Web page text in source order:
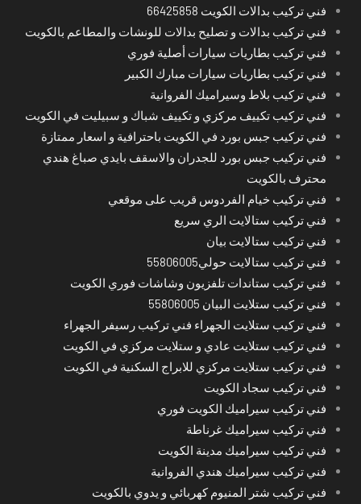
فني تركيب بدالات الكويت 66425858
فني تركيب بدالات و تصليح بدالات للونشات والمطاعم بالكويت
فني تركيب بطاريات سيارات أصلية فوري
فني تركيب بطاريات سيارات مبارك الكبير
فني تركيب بلاط وسيراميك الفروانية
فني تركيب تكييف مركزي و تكييف شباك و سبيليت في الكويت
فني تركيب جبس بورد في الكويت باحترافية و اسعار ممتازة
فني تركيب جبس بورد للجدران والاسقف بايدي صباغ هندي
محترف بالكويت
فني تركيب خيام الفردوس قريب على موقعي
فني تركيب ستالايت الري سريع
فني تركيب ستالايت بيان
فني تركيب ستالايت حولي55806005
فني تركيب ستاندات تلفزيون وشاشات فوري الكويت
فني تركيب ستلايت البيان 55806005
فني تركيب ستلايت الجهراء فني تركيب رسيفر الجهراء
فني تركيب ستلايت عادي و ستلايت مركزي في الكويت
فني تركيب ستلايت مركزي للابراج السكنية في الكويت
فني تركيب سجاد الكويت
فني تركيب سيراميك الكويت فوري
فني تركيب سيراميك غرناطة
فني تركيب سيراميك مدينة الكويت
فني تركيب سيراميك هندي الفروانية
فني تركيب شتر المنيوم كهربائي و يدوي بالكويت